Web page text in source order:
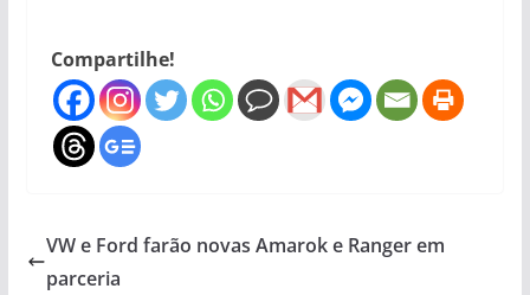
Compartilhe!
VW e Ford farão novas Amarok e Ranger em
parceria